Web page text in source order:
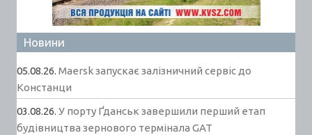
Новини
05.08.26. Maersk запускає залізничний сервіс до
Констанци
03.08.26. У порту Ґданськ завершили перший етап
будівництва зернового термінала GAT